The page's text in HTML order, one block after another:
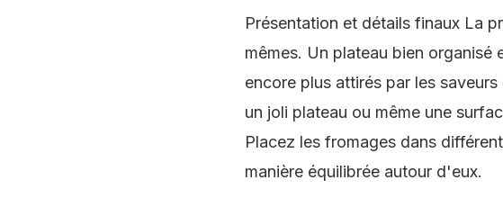
Présentation et détails finaux La
mêmes. Un plateau bien
encore plus attirés par les
un joli plateau ou même une
Placez les fromages dans
manière équilibrée autour d'eux.